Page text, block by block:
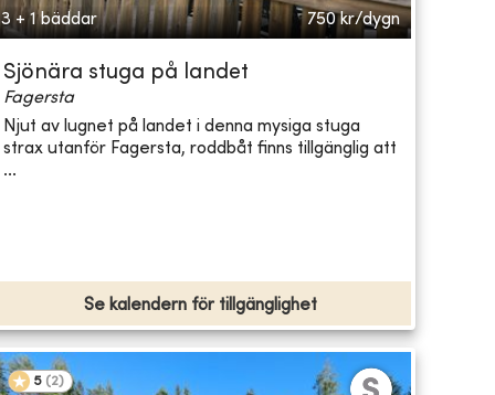
3 + 1 bäddar 750 kr/dygn
Sjönära stuga på landet
Fagersta
Njut av lugnet på landet i denna mysiga stuga
strax utanför Fagersta, roddbåt finns tillgänglig att
...
Se kalendern för tillgänglighet
5 (2)